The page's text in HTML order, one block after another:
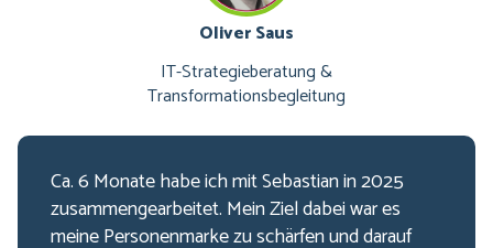
Ca. 6 Monate habe ich mit Sebastian in 2025
zusammengearbeitet. Mein Ziel dabei war es
meine Personenmarke zu schärfen und darauf
Oliver Saus
IT-Strategieberatung &
Transformationsbegleitung